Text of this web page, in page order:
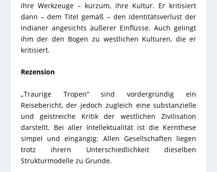
ihre Werkzeuge – kurzum, ihre Kultur. Er kritisiert
dann – dem Titel gemäß – den Identitätsverlust der
Indianer angesichts äußerer Einflüsse. Auch gelingt
ihm der den Bogen zu westlichen Kulturen, die er
kritisiert.
Rezension
„Traurige Tropen“ sind vordergründig ein
Reisebericht, der jedoch zugleich eine substanzielle
und geistreiche Kritik der westlichen Zivilisation
darstellt. Bei aller Intellektualität ist die Kernthese
simpel und eingängig: Allen Gesellschaften liegen
trotz ihrern Unterschiedlichkeit dieselben
Strukturmodelle zu Grunde.